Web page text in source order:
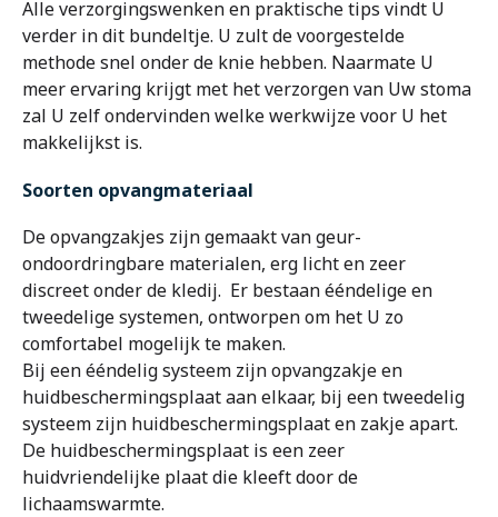
Alle verzorgingswenken en praktische tips vindt U
verder in dit bundeltje. U zult de voorgestelde
methode snel onder de knie hebben. Naarmate U
meer ervaring krijgt met het verzorgen van Uw stoma
zal U zelf ondervinden welke werkwijze voor U het
makkelijkst is.
Soorten opvangmateriaal
De opvangzakjes zijn gemaakt van geur-
ondoordringbare materialen, erg licht en zeer
discreet onder de kledij. Er bestaan ééndelige en
tweedelige systemen, ontworpen om het U zo
comfortabel mogelijk te maken.
Bij een ééndelig systeem zijn opvangzakje en
huidbeschermingsplaat aan elkaar, bij een tweedelig
systeem zijn huidbeschermingsplaat en zakje apart.
De huidbeschermingsplaat is een zeer
huidvriendelijke plaat die kleeft door de
lichaamswarmte.